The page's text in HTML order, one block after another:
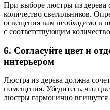
При выборе люстры из дерева
количество светильников.
освещения вам необходимо в
с соответствующим
6. Согласуйте цвет и
интерьером
Люстра из дерева должна
помещения. Убедитесь, что
люстры гармонично впишутся